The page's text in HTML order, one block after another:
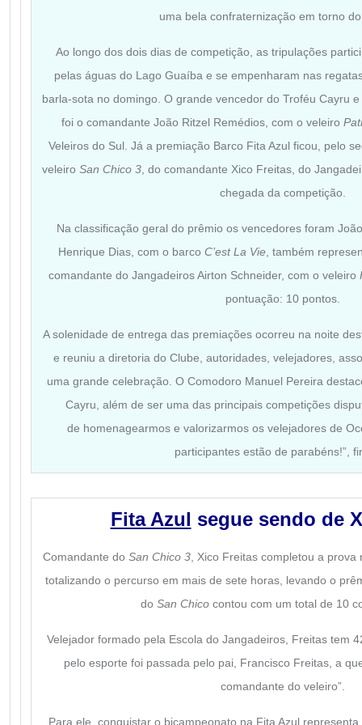
uma bela confraternização em torno
Ao longo dos dois dias de competição, as tripulações
pelas águas do Lago Guaíba e se empenharam nas
barla-sota no domingo. O grande vencedor do Troféu Cayru
foi o comandante João Ritzel Remédios, com o veleiro P
Veleiros do Sul. Já a premiação Barco Fita Azul ficou, pelo
veleiro San Chico 3, do comandante Xico Freitas, do
chegada da competição.
Na classificação geral do prêmio os vencedores foram
Henrique Dias, com o barco C’est La Vie , também
comandante do Jangadeiros Airton Schneider, com o veleiro
pontuação: 10 pontos.
A solenidade de entrega das premiações ocorreu na noite
e reuniu a diretoria do Clube, autoridades, velejadores,
uma grande celebração. O Comodoro Manuel Pereira
Cayru, além de ser uma das principais competições
de homenagearmos e valorizarmos os velejadores de
participantes estão de parabéns!”,
Fita Azul segue sendo de
Comandante do San Chico 3 , Xico Freitas completou a
totalizando o percurso em mais de sete horas, levando o
do San Chico contou com um total de 10
Velejador formado pela Escola do Jangadeiros, Freitas tem
pelo esporte foi passada pelo pai, Francisco Freitas, a
comandante do veleiro”.
Para ele, conquistar o bicampeonato na Fita Azul